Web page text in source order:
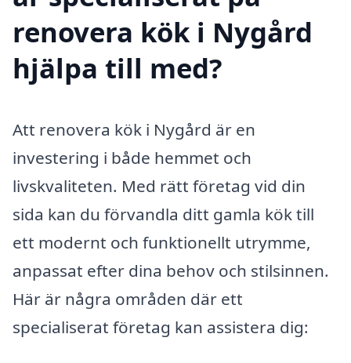
renovera kök i Nygård
hjälpa till med?
Att renovera kök i Nygård är en
investering i både hemmet och
livskvaliteten. Med rätt företag vid din
sida kan du förvandla ditt gamla kök till
ett modernt och funktionellt utrymme,
anpassat efter dina behov och stilsinnen.
Här är några områden där ett
specialiserat företag kan assistera dig: